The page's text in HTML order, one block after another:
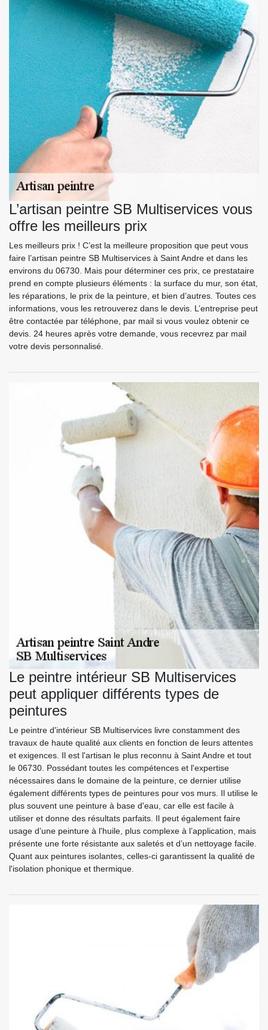
L’artisan peintre SB Multiservices vous
offre les meilleurs prix
Les meilleurs prix ! C’est la meilleure proposition que peut vous
faire l’artisan peintre SB Multiservices à Saint Andre et dans les
environs du 06730. Mais pour déterminer ces prix, ce prestataire
prend en compte plusieurs éléments : la surface du mur, son état,
les réparations, le prix de la peinture, et bien d’autres. Toutes ces
informations, vous les retrouverez dans le devis. L’entreprise peut
être contactée par téléphone, par mail si vous voulez obtenir ce
devis. 24 heures après votre demande, vous recevrez par mail
votre devis personnalisé.
Le peintre intérieur SB Multiservices
peut appliquer différents types de
peintures
Le peintre d'intérieur SB Multiservices livre constamment des
travaux de haute qualité aux clients en fonction de leurs attentes
et exigences. Il est l'artisan le plus reconnu à Saint Andre et tout
le 06730. Possédant toutes les compétences et l'expertise
nécessaires dans le domaine de la peinture, ce dernier utilise
également différents types de peintures pour vos murs. Il utilise le
plus souvent une peinture à base d'eau, car elle est facile à
utiliser et donne des résultats parfaits. Il peut également faire
usage d’une peinture à l'huile, plus complexe à l’application, mais
présente une forte résistante aux saletés et d’un nettoyage facile.
Quant aux peintures isolantes, celles-ci garantissent la qualité de
l'isolation phonique et thermique.